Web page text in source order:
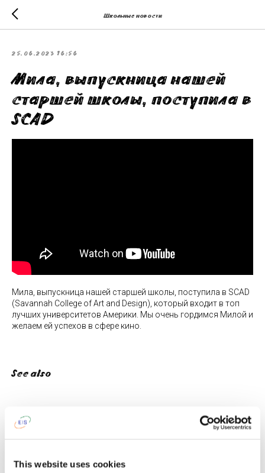
This website uses cookies
Школьные новости
25.06.2023 16:56
Мила, выпускница нашей
старшей школы, поступила в
SCAD
Мила, выпускница нашей старшей школы, поступила в SCAD
(Savannah College of Art and Design), который входит в топ
лучших университетов Америки. Мы очень гордимся Милой и
желаем ей успехов в сфере кино.
See also